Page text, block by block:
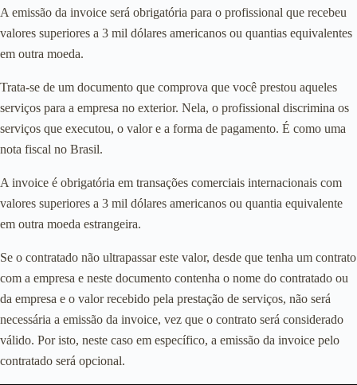
A emissão da invoice será obrigatória para o profissional que recebeu
valores superiores a 3 mil dólares americanos ou quantias equivalentes
em outra moeda.
Trata-se de um documento que comprova que você prestou aqueles
serviços para a empresa no exterior. Nela, o profissional discrimina os
serviços que executou, o valor e a forma de pagamento. É como uma
nota fiscal no Brasil.
A invoice é obrigatória em transações comerciais internacionais com
valores superiores a 3 mil dólares americanos ou quantia equivalente
em outra moeda estrangeira.
Se o contratado não ultrapassar este valor, desde que tenha um contrato
com a empresa e neste documento contenha o nome do contratado ou
da empresa e o valor recebido pela prestação de serviços, não será
necessária a emissão da invoice, vez que o contrato será considerado
válido. Por isto, neste caso em específico, a emissão da invoice pelo
contratado será opcional.